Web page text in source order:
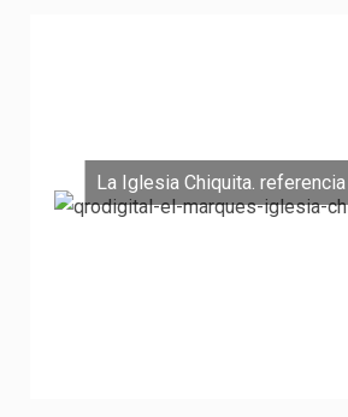
La Iglesia Chiquita.